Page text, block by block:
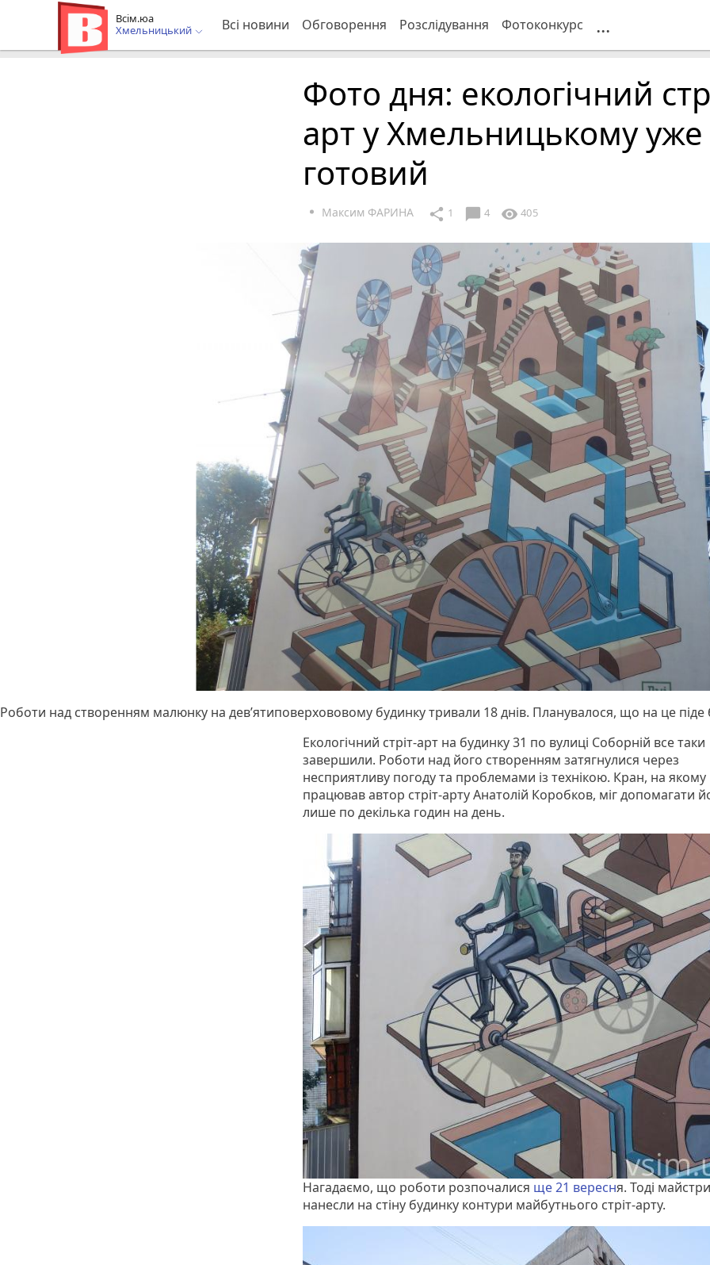
Всім.юа
Хмельницький
Всі новини Обговорення Розслідування Фотоконкурс ...
Фото дня: екологічний
арт у Хмельницькому уже
готовий
Максим ФАРИНА share 1 chat_bubble 4 visibility 405
Роботи над створенням малюнку на дев’ятиповерхововому будинку тривали 18 днів. Планувалося, що на це піде
Екологічний стріт-арт на будинку 31 по вулиці Соборній все таки
завершили. Роботи над його створенням затягнулися через
несприятливу погоду та проблемами із технікою. Кран, на якому
працював автор стріт-арту Анатолій Коробков, міг допомагати
лише по декілька годин на день.
Нагадаємо, що роботи розпочалися ще 21 вересня. Тоді майстри
нанесли на стіну будинку контури майбутнього стріт-арту.